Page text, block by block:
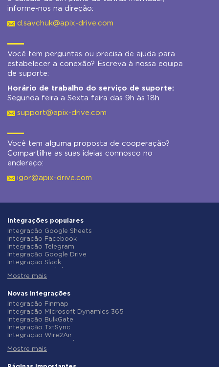
informe-nos na direção:
d.savchuk@apix-drive.com
Você tem perguntas ou precisa de ajuda para
estabelecer a conexão? Escreva à nossa equipa
de suporte:
Horário de trabalho do serviço de suporte:
Segunda feira a Sexta feira das 9h às 18h
support@apix-drive.com
Você tem alguma proposta de cooperação?
Compartilhe as suas ideias connosco no
endereço:
igor@apix-drive.com
Integrações populares
Integração Google Sheets
Integração Facebook
Integração Telegram
Integração Google Drive
Integração Slack
Integração Gmail
Integração ClickUp
Integração Airtable
Integração Google Contacts
Integração OpenAI (ChatGPT)
Integração Instagram
Integração ActiveCampaign
Integração Typeform
Integração Salesforce CRM
Integração Notion
Mostre mais
Novas integrações
Integração Finmap
Integração Microsoft Dynamics 365
Integração BulkGate
Integração TxtSync
Integração Wire2Air
Integração Infobip
Mostre mais